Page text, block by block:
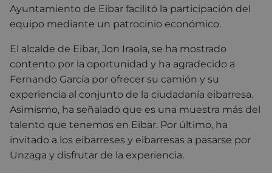
Ayuntamiento de Eibar facilitó la participación del
equipo mediante un patrocinio económico.
El alcalde de Eibar, Jon Iraola, se ha mostrado
contento por la oportunidad y ha agradecido a
Fernando García por ofrecer su camión y su
experiencia al conjunto de la ciudadanía eibarresa.
Asimismo, ha señalado que es una muestra más del
talento que tenemos en Eibar. Por último, ha
invitado a los eibarreses y eibarresas a pasarse por
Unzaga y disfrutar de la experiencia.